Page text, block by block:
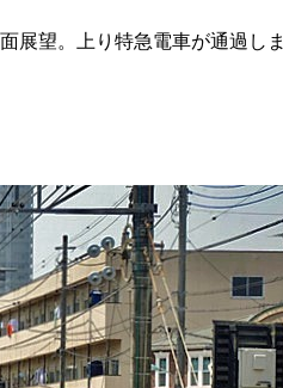
展望。上り特急電車が通過しま